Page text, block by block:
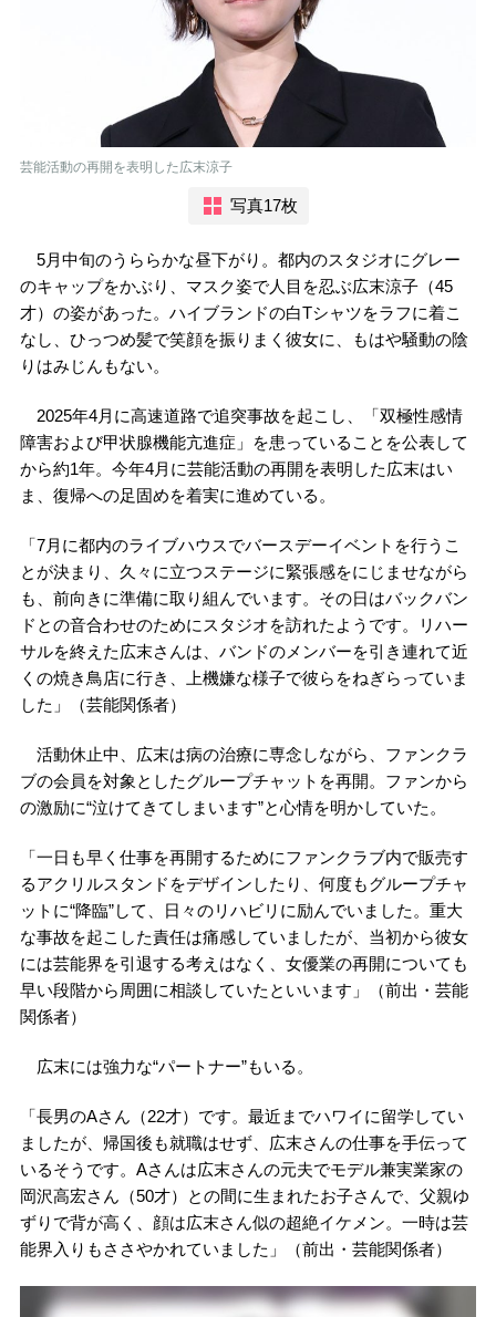
芸能活動の再開を表明した広末涼子
写真17枚
5月中旬のうららかな昼下がり。都内のスタジオにグレー
のキャップをかぶり、マスク姿で人目を忍ぶ広末涼子（45
才）の姿があった。ハイブランドの白Tシャツをラフに着こ
なし、ひっつめ髪で笑顔を振りまく彼女に、もはや騒動の陰
りはみじんもない。
2025年4月に高速道路で追突事故を起こし、「双極性感情
障害および甲状腺機能亢進症」を患っていることを公表して
から約1年。今年4月に芸能活動の再開を表明した広末はい
ま、復帰への足固めを着実に進めている。
「7月に都内のライブハウスでバースデーイベントを行うこ
とが決まり、久々に立つステージに緊張感をにじませながら
も、前向きに準備に取り組んでいます。その日はバックバン
ドとの音合わせのためにスタジオを訪れたようです。リハー
サルを終えた広末さんは、バンドのメンバーを引き連れて近
くの焼き鳥店に行き、上機嫌な様子で彼らをねぎらっていま
した」（芸能関係者）
活動休止中、広末は病の治療に専念しながら、ファンクラ
ブの会員を対象としたグループチャットを再開。ファンから
の激励に“泣けてきてしまいます”と心情を明かしていた。
「一日も早く仕事を再開するためにファンクラブ内で販売す
るアクリルスタンドをデザインしたり、何度もグループチャ
ットに“降臨”して、日々のリハビリに励んでいました。重大
な事故を起こした責任は痛感していましたが、当初から彼女
には芸能界を引退する考えはなく、女優業の再開についても
早い段階から周囲に相談していたといいます」（前出・芸能
関係者）
広末には強力な“パートナー”もいる。
「長男のAさん（22才）です。最近までハワイに留学してい
ましたが、帰国後も就職はせず、広末さんの仕事を手伝って
いるそうです。Aさんは広末さんの元夫でモデル兼実業家の
岡沢高宏さん（50才）との間に生まれたお子さんで、父親ゆ
ずりで背が高く、顔は広末さん似の超絶イケメン。一時は芸
能界入りもささやかれていました」（前出・芸能関係者）